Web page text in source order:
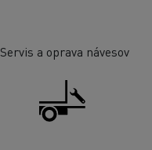
Servis a oprava návesov